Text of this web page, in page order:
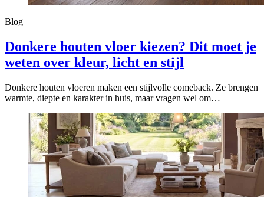
Blog
Donkere houten vloer kiezen? Dit moet je
weten over kleur, licht en stijl
Donkere houten vloeren maken een stijlvolle comeback. Ze brengen
warmte, diepte en karakter in huis, maar vragen wel om…